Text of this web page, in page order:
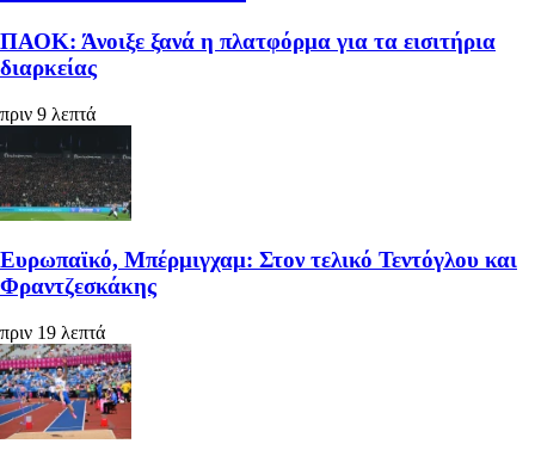
ΠΑΟΚ: Άνοιξε ξανά η πλατφόρμα για τα εισιτήρια
διαρκείας
πριν 9 λεπτά
Ευρωπαϊκό, Μπέρμιγχαμ: Στον τελικό Τεντόγλου και
Φραντζεσκάκης
πριν 19 λεπτά